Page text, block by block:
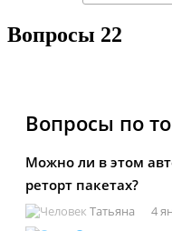
Вопросы 22
Вопросы по
Можно ли в этом
реторт пакетах?
Татьяна
4